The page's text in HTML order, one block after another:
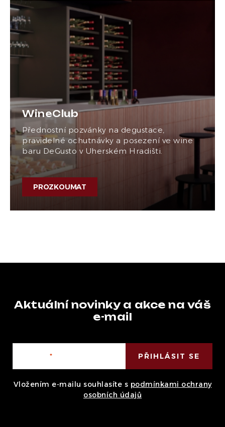
WineClub
Přednostní pozvánky na degustace,
pravidelné ochutnávky a posezení ve wine
baru DeGusto v Uherském Hradišti.
PROZKOUMAT
Aktuální novinky a akce na váš
e-mail
Vložením e-mailu souhlasíte s podmínkami ochrany
osobních údajů
PŘIHLÁSIT SE